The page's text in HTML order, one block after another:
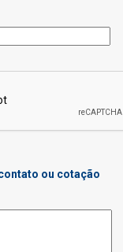
ou cotação